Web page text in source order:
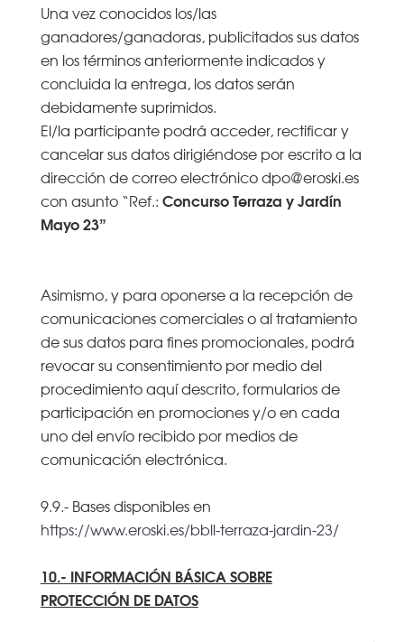
Una vez conocidos los/las
ganadores/ganadoras, publicitados sus datos
en los términos anteriormente indicados y
concluida la entrega, los datos serán
debidamente suprimidos.
El/la participante podrá acceder, rectificar y
cancelar sus datos dirigiéndose por escrito a la
dirección de correo electrónico dpo@eroski.es
con asunto “Ref.: Concurso Terraza y Jardín
Mayo 23”
Asimismo, y para oponerse a la recepción de
comunicaciones comerciales o al tratamiento
de sus datos para fines promocionales, podrá
revocar su consentimiento por medio del
procedimiento aquí descrito, formularios de
participación en promociones y/o en cada
uno del envío recibido por medios de
comunicación electrónica.
9.9.- Bases disponibles en
https://www.eroski.es/bbll-terraza-jardin-23/
10.- INFORMACIÓN BÁSICA SOBRE
PROTECCIÓN DE DATOS